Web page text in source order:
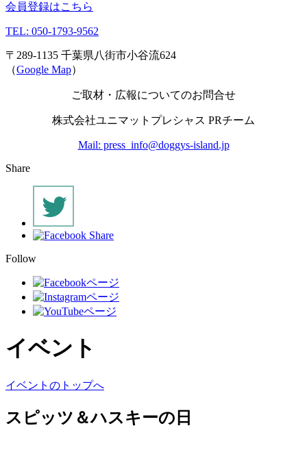
会員登録はこちら
TEL: 050-1793-9562
〒289-1135 千葉県八街市小谷流624
（Google Map）
ご取材・広報についてのお問合せ
株式会社ユニマットプレシャス PRチーム
Mail: press_info@doggys-island.jp
Share
Follow
イベント
イベントのトップへ
スピッツ＆ハスキーの日